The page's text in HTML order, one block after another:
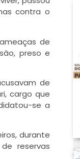
contra o
de
preso e
de
cargo que
se a
durante
reservas